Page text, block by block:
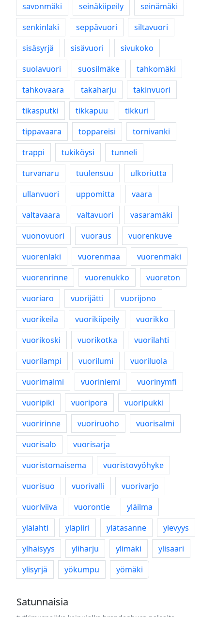
savonmäki
seinäkiipeily
seinämäki
senkinlaki
seppävuori
siltavuori
sisäsyrjä
sisävuori
sivukoko
suolavuori
suosilmäke
tahkomäki
tahkovaara
takaharju
takinvuori
tikasputki
tikkapuu
tikkuri
tippavaara
toppareisi
tornivanki
trappi
tukiköysi
tunneli
turvanaru
tuulensuu
ulkoriutta
ullanvuori
uppomitta
vaara
valtavaara
valtavuori
vasaramäki
vuonovuori
vuoraus
vuorenkuve
vuorenlaki
vuorenmaa
vuorenmäki
vuorenrinne
vuorenukko
vuoreton
vuoriaro
vuorijätti
vuorijono
vuorikeila
vuorikiipeily
vuorikko
vuorikoski
vuorikotka
vuorilahti
vuorilampi
vuorilumi
vuoriluola
vuorimalmi
vuoriniemi
vuorinymfi
vuoripiki
vuoripora
vuoripukki
vuoririnne
vuoriruoho
vuorisalmi
vuorisalo
vuorisarja
vuoristomaisema
vuoristovyöhyke
vuorisuo
vuorivalli
vuorivarjo
vuoriviiva
vuorontie
yläilma
ylälahti
yläpiiri ylätasanne
ylevyys
ylhäisyys
yliharju ylimäki
ylisaari
ylisyrjä
yökumpu yömäki
Satunnaisia